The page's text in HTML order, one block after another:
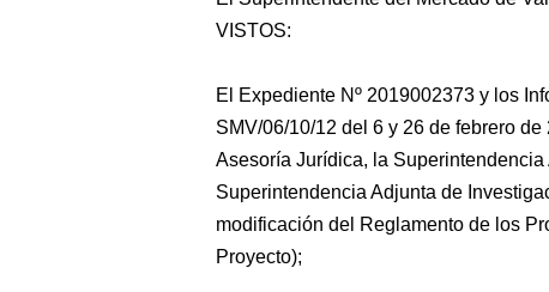
VISTOS:
El Expediente Nº 2019002373 y los
SMV/06/10/12 del 6 y 26 de febrero
Asesoría Jurídica, la
Superintendencia Adjunta de
modificación del Reglamento de los
Proyecto);